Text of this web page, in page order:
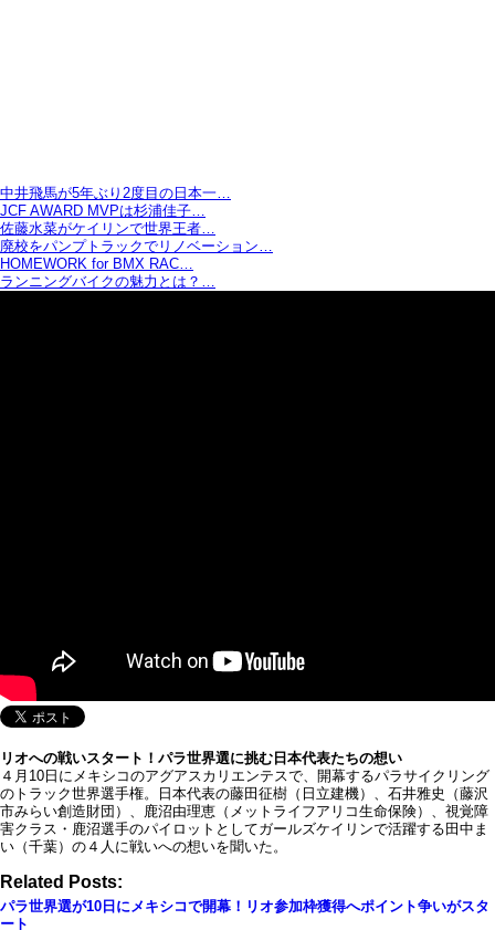
中井飛馬が5年ぶり2度目の日本一…
JCF AWARD MVPは杉浦佳子…
佐藤水菜がケイリンで世界王者…
廃校をパンプトラックでリノベーション…
HOMEWORK for BMX RAC…
ランニングバイクの魅力とは？…
リオへの戦いスタート！パラ世界選に挑む日本代表たちの想い
４月10日にメキシコのアグアスカリエンテスで、開幕するパラサイクリング
のトラック世界選手権。日本代表の藤田征樹（日立建機）、石井雅史（藤沢
市みらい創造財団）、鹿沼由理恵（メットライフアリコ生命保険）、視覚障
害クラス・鹿沼選手のパイロットとしてガールズケイリンで活躍する田中ま
い（千葉）の４人に戦いへの想いを聞いた。
Related Posts:
パラ世界選が10日にメキシコで開幕！リオ参加枠獲得へポイント争いがスタ
ート